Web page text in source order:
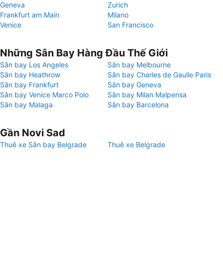
Geneva
Zurich
Frankfurt am Main
Milano
Venice
San Francisco
Những Sân Bay Hàng Đầu Thế Giới
Sân bay Los Angeles
Sân bay Melbourne
Sân bay Heathrow
Sân bay Charles de Gaulle Paris
Sân bay Frankfurt
Sân bay Geneva
Sân bay Venice Marco Polo
Sân bay Milan Malpensa
Sân bay Malaga
Sân bay Barcelona
Gần Novi Sad
Thuê xe Sân bay Belgrade Thuê xe Belgrade